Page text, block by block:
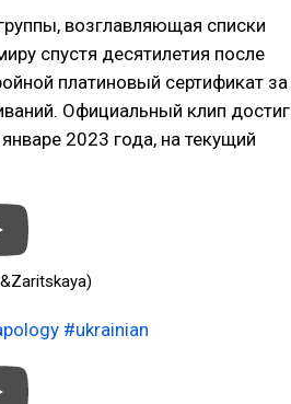
возглавляющая списки
спустя десятилетия после
платиновый сертификат за
Официальный клип достиг
2023 года, на текущий
#ukrainian